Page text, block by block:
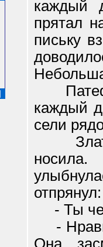
каждый
прятал
письку
каждый
сели
отпрянул:
- Ты
-
Она